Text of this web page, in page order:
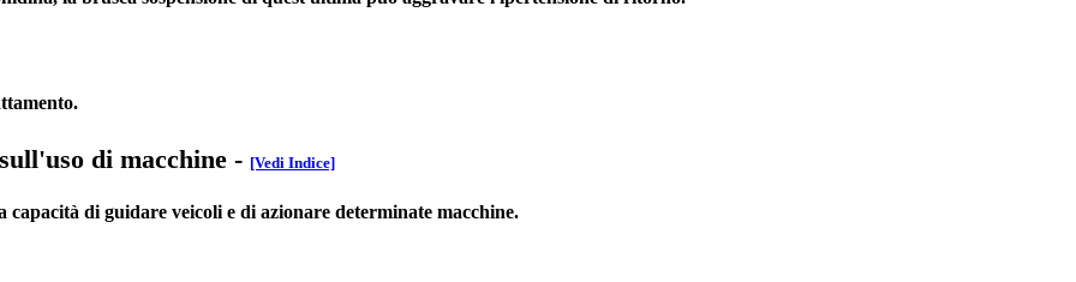
di macchine - [Vedi Indice]
di guidare veicoli e di azionare determinate macchine.